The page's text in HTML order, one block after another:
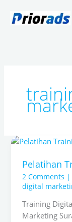
Pelatihan
2 Comments |
digital
Training
Marketing
Pelatihan
Digital
Marketing